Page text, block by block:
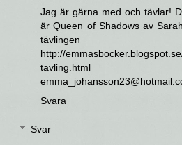
Jag är gärna med och tävlar!
är Queen of Shadows av
http://
tavling.html
Svara
Svar